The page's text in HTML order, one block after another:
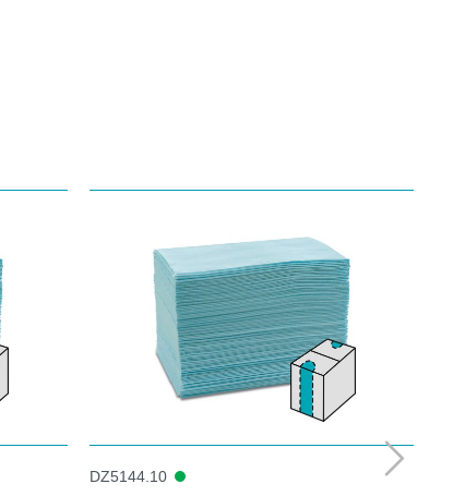
DZ5144.10